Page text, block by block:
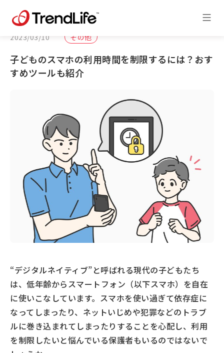
2023/03/10 その他
子どものスマホの利用時間を制限するには？おす
すめツールも紹介
“デジタルネイティブ”と呼ばれる現代の子どもたち
は、低年齢からスマートフォン（以下スマホ）を自在
に使いこなしています。スマホを使い過ぎて依存症に
なってしまったり、ネットいじめや犯罪などのトラブ
ルに巻き込まれてしまったりすることを心配し、利用
を制限したいと悩んでいる保護者もいるのではないで